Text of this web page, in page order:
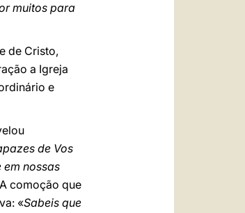
muitos para
de Cristo,
a Igreja
e
de Vos
nossas
comoção que
«Sabeis que